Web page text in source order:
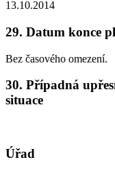
13.10.2014
29. Datum konce
Bez časového omezení.
30. Případná
situace
Úřad